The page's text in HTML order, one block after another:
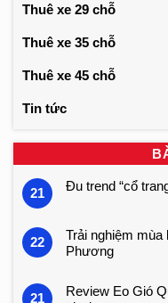
Thuê xe 29 chỗ
Thuê xe 35 chỗ
Thuê xe 45 chỗ
Tin tức
21 Đu trend “cổ
22
Trải nghiệm
Phương
21
Review Eo Gió